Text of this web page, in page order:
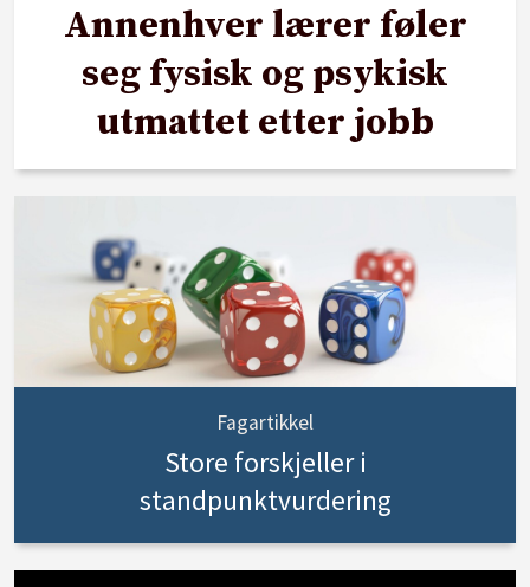
Annenhver lærer føler
seg fysisk og psykisk
utmattet etter jobb
Fagartikkel
Store forskjeller i
standpunktvurdering